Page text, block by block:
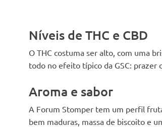
Níveis de THC e CBD
O THC costuma ser alto, com uma
todo no efeito típico da GSC: prazer
Aroma e sabor
A Forum Stomper tem um perfil
bem maduras, massa de biscoito e